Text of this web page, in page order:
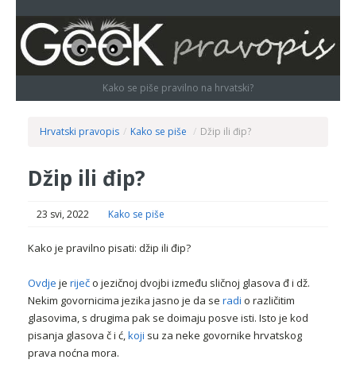
Kako se piše pravilno na hrvatski?
Hrvatski pravopis / Kako se piše / Džip ili đip?
Džip ili đip?
23 svi, 2022 Kako se piše
Kako je pravilno pisati: džip ili đip?
Ovdje je riječo jezičnoj dvojbi između sličnoj glasova đ i dž.
Nekim govornicima jezika jasno je da se radi o različitim
glasovima, s drugima pak se doimaju posve isti. Isto je kod
pisanja glasova č i ć,koji su za neke govornike hrvatskog
prava noćna mora.